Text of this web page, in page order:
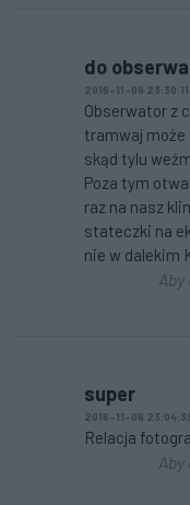
do
2016-11-06 23:30:11
Obserwator z
tramwaj może
skąd tylu
Poza tym
raz na nasz
stateczki na
nie w dalekim
super
2016-11-06
Relacja